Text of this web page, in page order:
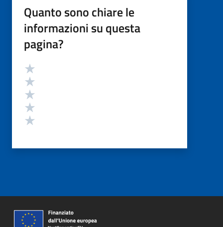
Quanto sono chiare le
informazioni su questa
pagina?
Valutazione